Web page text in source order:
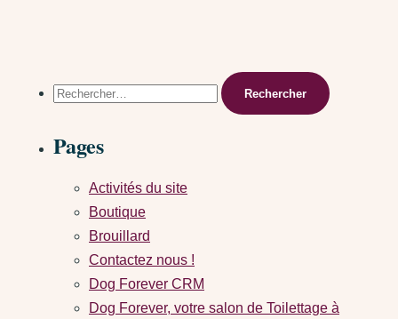
Rechercher :
Pages
Activités du site
Boutique
Brouillard
Contactez nous !
Dog Forever CRM
Dog Forever, votre salon de Toilettage à